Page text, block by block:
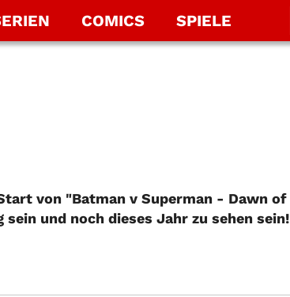
COMICS SPIELE
von "Batman v Superman - Dawn of
und noch dieses Jahr zu sehen sein!